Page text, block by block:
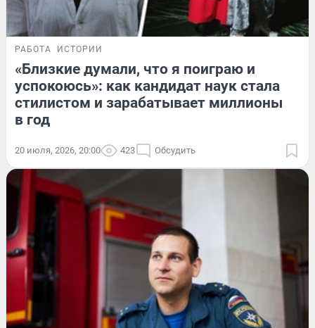
РАБОТА ИСТОРИИ
«Близкие думали, что я поиграю и
успокоюсь»: как кандидат наук стала
стилистом и зарабатывает миллионы
в год
20 июля, 2026, 20:00 423 Обсудить